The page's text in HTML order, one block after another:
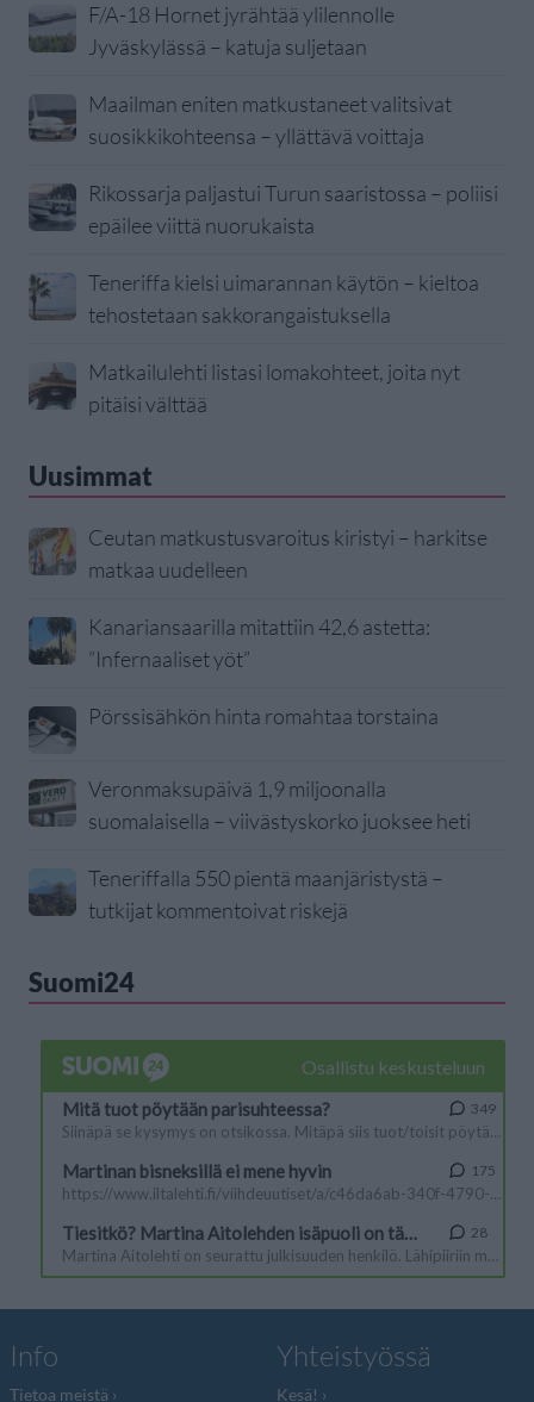
F/A-18 Hornet jyrähtää ylilennolle
Jyväskylässä – katuja suljetaan
Maailman eniten matkustaneet valitsivat
suosikkikohteensa – yllättävä voittaja
Rikossarja paljastui Turun saaristossa – poliisi
epäilee viittä nuorukaista
Teneriffa kielsi uimarannan käytön – kieltoa
tehostetaan sakkorangaistuksella
Matkailulehti listasi lomakohteet, joita nyt
pitäisi välttää
Uusimmat
Ceutan matkustusvaroitus kiristyi – harkitse
matkaa uudelleen
Kanariansaarilla mitattiin 42,6 astetta:
”Infernaaliset yöt”
Pörssisähkön hinta romahtaa torstaina
Veronmaksupäivä 1,9 miljoonalla
suomalaisella – viivästyskorko juoksee heti
Teneriffalla 550 pientä maanjäristystä –
tutkijat kommentoivat riskejä
Suomi24
Info
Tietoa meistä
Yhteistyössä
Kesä!